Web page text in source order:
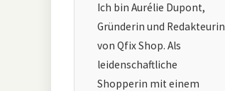
Ich bin Aurélie Dupont,
Gründerin und Redakteurin
von Qfix Shop. Als
leidenschaftliche
Shopperin mit einem